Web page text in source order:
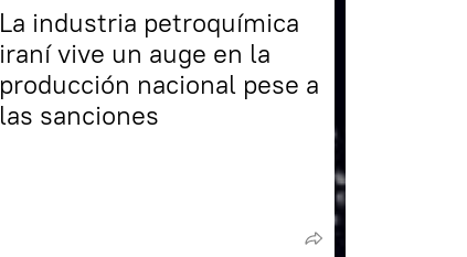
La industria petroquímica
iraní vive un auge en la
producción nacional pese a
las sanciones